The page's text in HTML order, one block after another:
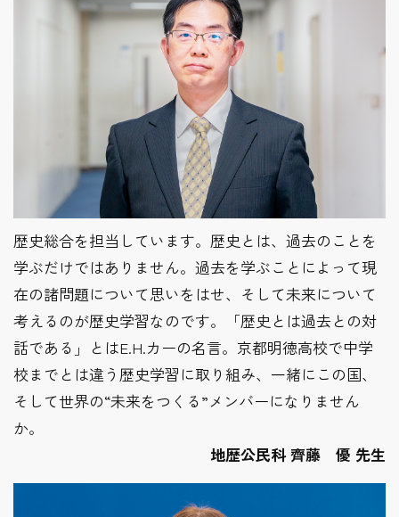
歴史総合を担当しています。歴史とは、過去のことを
学ぶだけではありません。過去を学ぶことによって現
在の諸問題について思いをはせ、そして未来について
考えるのが歴史学習なのです。「歴史とは過去との対
話である」とはE.H.カーの名言。京都明徳高校で中学
校までとは違う歴史学習に取り組み、一緒にこの国、
そして世界の“未来をつくる”メンバーになりません
か。
地歴公民科 齊藤 優 先生